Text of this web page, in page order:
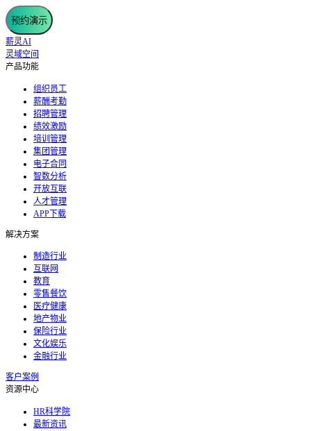
预约演示
薪灵AI
灵域空间
产品功能
组织员工
薪酬考勤
招聘管理
绩效激励
培训管理
集团管理
电子合同
智数分析
开放互联
人才管理
APP下载
解决方案
制造行业
互联网
教育
零售餐饮
医疗健康
地产物业
保险行业
文化娱乐
金融行业
客户案例
资源中心
HR科学院
最新资讯